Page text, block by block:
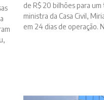
de R$ 20 bilhões para
ministra da Casa Civil,
em 24 dias de operação.